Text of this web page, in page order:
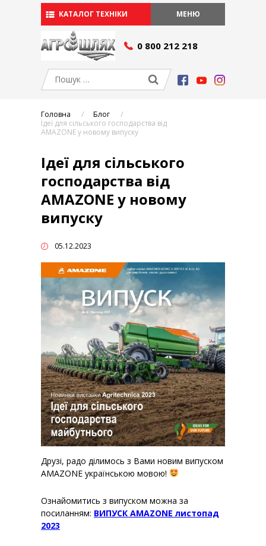
0 800 212 218
МЕНЮ
КАТАЛОГ ТЕХНІКИ
СЕРВІС І ЗАПЧАСТИНИ
Сервіс
АКЦІЇ
Умови фінансування
Виробники
БЛОГ
КОНТАКТИ
УКР
РУ
Головна
Блог
Ідеї для сільського господарства від
AMAZONE у новому випуску
Ідеї для сільського
господарства від
AMAZONE у новому
випуску
05.12.2023
Друзі, радо ділимось з Вами новим випуском
AMAZONE українською мовою!
Ознайомитись з випуском можна за
посиланням: ВИПУСК AMAZONE листопад
2023